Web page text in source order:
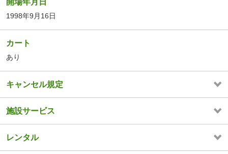
開場年月日
1998年9月16日
カート
あり
キャンセル規定
施設サービス
レンタル